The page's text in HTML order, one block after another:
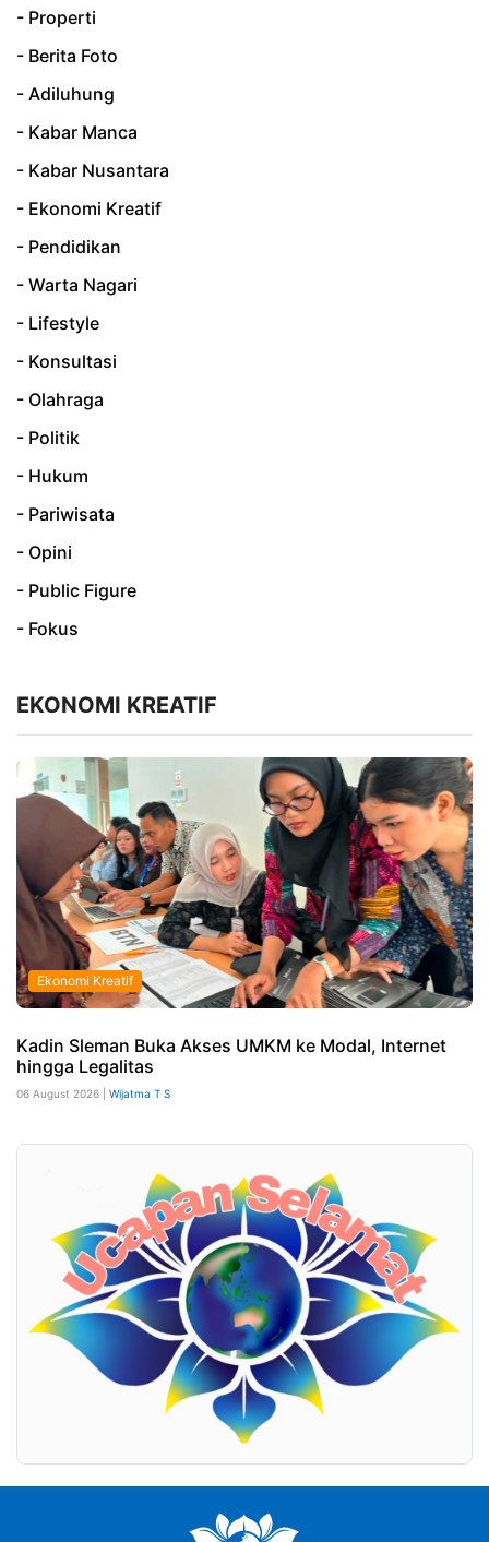
- Properti
- Berita Foto
- Adiluhung
- Kabar Manca
- Kabar Nusantara
- Ekonomi Kreatif
- Pendidikan
- Warta Nagari
- Lifestyle
- Konsultasi
- Olahraga
- Politik
- Hukum
- Pariwisata
- Opini
- Public Figure
- Fokus
EKONOMI KREATIF
Ekonomi Kreatif
Kadin Sleman Buka Akses UMKM ke Modal, Internet
hingga Legalitas
06 August 2026 | Wijatma T S